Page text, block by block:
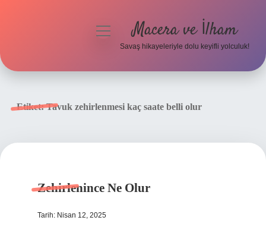
menüyüMacera ve İlham
Savaş hikayeleriyle dolu keyifli yolculuk!
Etiket:Tavuk zehirlenmesi kaç saate belli olur
Zehirlenince Ne Olur
Tarih: Nisan 12, 2025